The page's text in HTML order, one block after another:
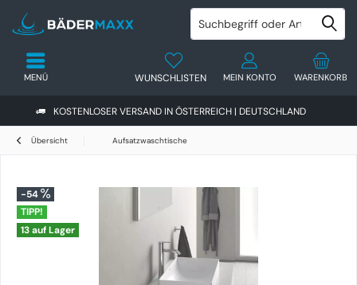
KOSTENLOSER VERSAND IN ÖSTERREICH | DEUTSCHLAND
WARENKORB
WUNSCHLISTEN MEIN KONTO
MENÜ
Übersicht Aufsatzwaschtische
-54
TIPP!
13 auf Lager